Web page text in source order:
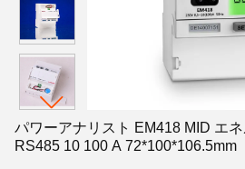
パワーアナリスト EM418 MID エ
RS485 10 100 A 72*100*106.5mm